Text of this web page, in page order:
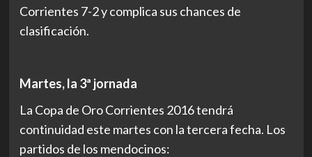
Corrientes 7-2 y complica sus chances de
clasificación.
Martes, la 3ª jornada
La Copa de Oro Corrientes 2016 tendrá
continuidad este martes con la tercera fecha. Los
partidos de los mendocinos: